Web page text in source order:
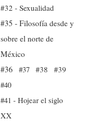
#32 - Sexualidad
#35 - Filosofía desde y
sobre el norte de
México
#36
#37 #38
#39
#40
#41 - Hojear el siglo
XX